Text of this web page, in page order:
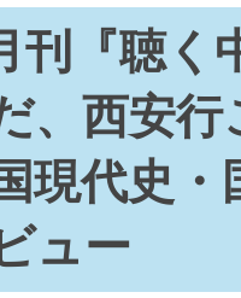
刊『聴
、西安
現代史
ュー